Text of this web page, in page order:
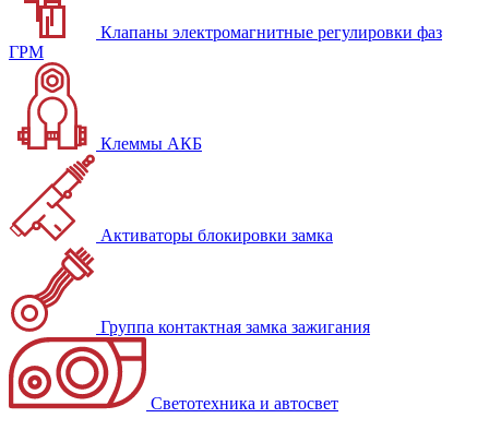
Клапаны электромагнитные регулировки фаз
ГРМ
Клеммы АКБ
Активаторы блокировки замка
Группа контактная замка зажигания
Светотехника и автосвет